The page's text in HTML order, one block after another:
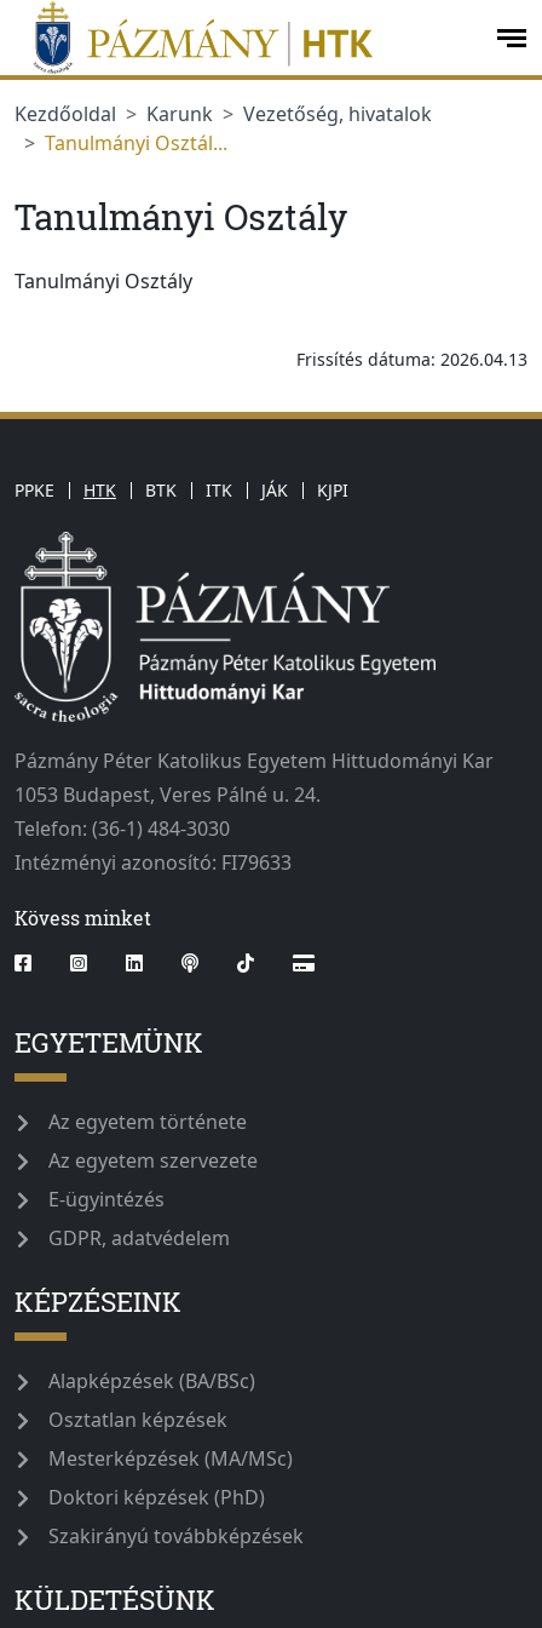
jumplink.menu
jumplink.content
Kezdőoldal
Karunk
Vezetőség, hivatalok
Tanulmányi Osztál...
Tanulmányi Osztály
Tanulmányi Osztály
Frissítés dátuma: 2026.04.13
PPKE HTK BTK ITK JÁK KJPI
Pázmány Péter Katolikus Egyetem Hittudományi Kar
1053 Budapest, Veres Pálné u. 24.
Telefon: (36-1) 484-3030
Intézményi azonosító: FI79633
Kövess minket
EGYETEMÜNK
Az egyetem története
Az egyetem szervezete
E-ügyintézés
GDPR, adatvédelem
KÉPZÉSEINK
Alapképzések (BA/BSc)
Osztatlan képzések
Mesterképzések (MA/MSc)
Doktori képzések (PhD)
Szakirányú továbbképzések
KÜLDETÉSÜNK